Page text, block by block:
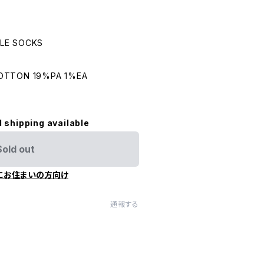
SOCKS
19%PA 1%EA
shipping available
out
お住まいの方向け
通報する